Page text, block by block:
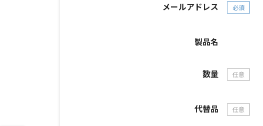
メールアドレス 必須
製品名
数量 任意
代替品 任意